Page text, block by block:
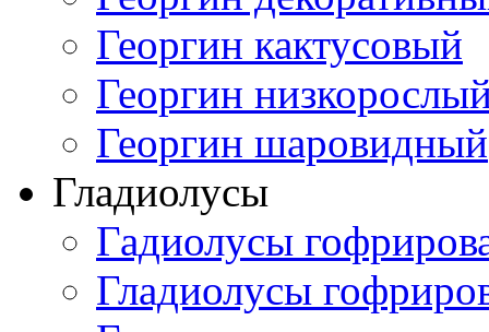
Георгин кактусовый
Георгин
Георгин шаровидный
Гладиолусы
Гадиолусы
Гладиолусы